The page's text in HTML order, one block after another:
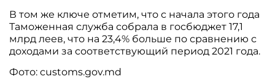
В том же ключе отметим, что с начала этого года
Таможенная служба собрала в госбюджет 17,1
млрд леев, что на 23,4% больше по сравнению с
доходами за соответствующий период 2021 года.
Фото: customs.gov.md